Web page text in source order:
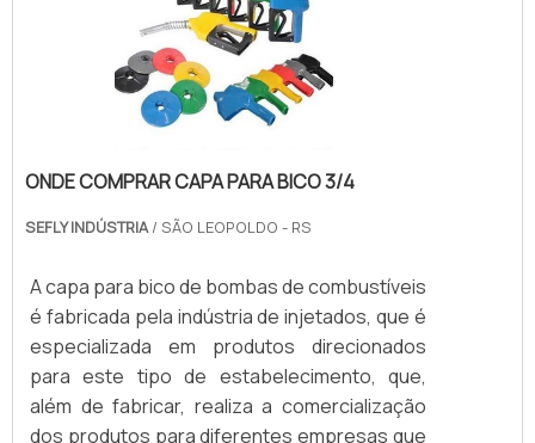
ONDE COMPRAR CAPA PARA BICO 3/4
SEFLY INDÚSTRIA/ SÃO LEOPOLDO - RS
A capa para bico de bombas de combustíveis
é fabricada pela indústria de injetados, que é
especializada em produtos direcionados
para este tipo de estabelecimento, que,
além de fabricar, realiza a comercialização
dos produtos para diferentes empresas que